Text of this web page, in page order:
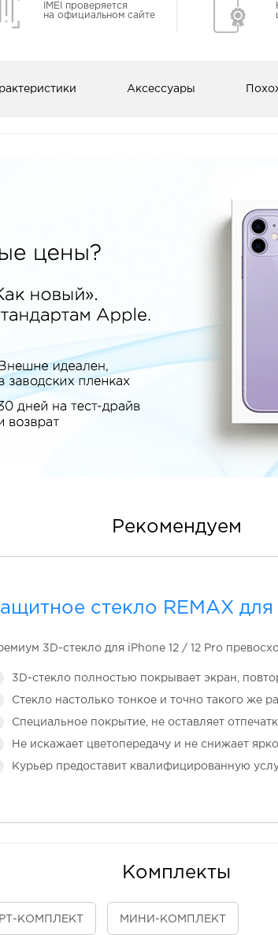
IMEI проверяется
на официальном сайте
Аксессуары
Рекомендуем
стекло REMAX для
3D-стекло для iPhone 12 / 12 Pro
3D-стекло полностью покрывает экран,
Стекло настолько тонкое и точно такого же
Специальное покрытие, не оставляет
Не искажает цветопередачу и не снижает
Курьер предоставит квалифицированную
Комплекты
-КОМПЛЕКТ МИНИ -КОМПЛЕКТ